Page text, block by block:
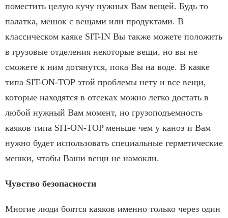
поместить целую кучу нужных Вам вещей. Будь то
палатка, мешок с вещами или продуктами. В
классическом каяке SIT-IN Вы также можете положить
в грузовые отделения некоторые вещи, но вы не
сможете к ним дотянутся, пока Вы на воде. В каяке
типа SIT-ON-TOP этой проблемы нету и все вещи,
которые находятся в отсеках можно легко достать в
любой нужный Вам момент, но грузоподъемность
каяков типа SIT-ON-TOP меньше чем у каноэ и Вам
нужно будет использовать специальные герметические
мешки, чтобы Ваши вещи не намокли.
Чувство безопасности
Многие люди боятся каяков именно только через один